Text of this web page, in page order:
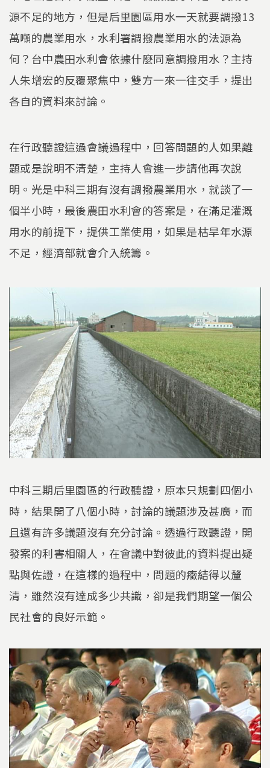
源不足的地方，但是后里園區用水一天就要調撥13
萬噸的農業用水，水利署調撥農業用水的法源為
何？台中農田水利會依據什麼同意調撥用水？主持
人朱增宏的反覆聚焦中，雙方一來一往交手，提出
各自的資料來討論。
在行政聽證這過會議過程中，回答問題的人如果離
題或是說明不清楚，主持人會進一步請他再次說
明。光是中科三期有沒有調撥農業用水，就談了一
個半小時，最後農田水利會的答案是，在滿足灌溉
用水的前提下，提供工業使用，如果是枯旱年水源
不足，經濟部就會介入統籌。
中科三期后里園區的行政聽證，原本只規劃四個小
時，結果開了八個小時，討論的議題涉及甚廣，而
且還有許多議題沒有充分討論。透過行政聽證，開
發案的利害相關人，在會議中對彼此的資料提出疑
點與佐證，在這樣的過程中，問題的癥結得以釐
清，雖然沒有達成多少共識，卻是我們期望一個公
民社會的良好示範。